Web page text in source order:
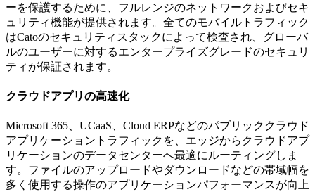
ーを保護するために、フルレンジのネットワークおよびセキ
ュリティ機能が提供されます。全てのモバイルトラフィック
はCatoのセキュリティスタックによって検査され、グローバ
ルのユーザーに対するエンタープライズグレードのセキュリ
ティが保証されます。
クラウドアプリの高速化
Microsoft 365、UCaaS、Cloud ERPなどのパブリッククラウド
アプリケーショントラフィックを、エッジからクラウドアプ
リケーションのデータセンターへ最適にルーティングしま
す。ファイルのアップロードやダウンロードなどの帯域幅を
多く使用する操作のアプリケーションパフォーマンスが向上